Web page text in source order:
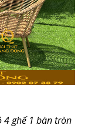
4 ghế 1 bàn tròn